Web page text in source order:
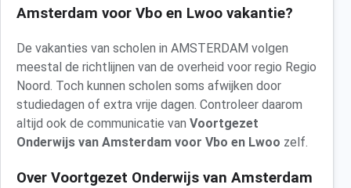
Amsterdam voor Vbo en Lwoo vakantie?
De vakanties van scholen in AMSTERDAM volgen
meestal de richtlijnen van de overheid voor regio Regio
Noord. Toch kunnen scholen soms afwijken door
studiedagen of extra vrije dagen. Controleer daarom
altijd ook de communicatie van Voortgezet
Onderwijs van Amsterdam voor Vbo en Lwoo zelf.
Over Voortgezet Onderwijs van Amsterdam